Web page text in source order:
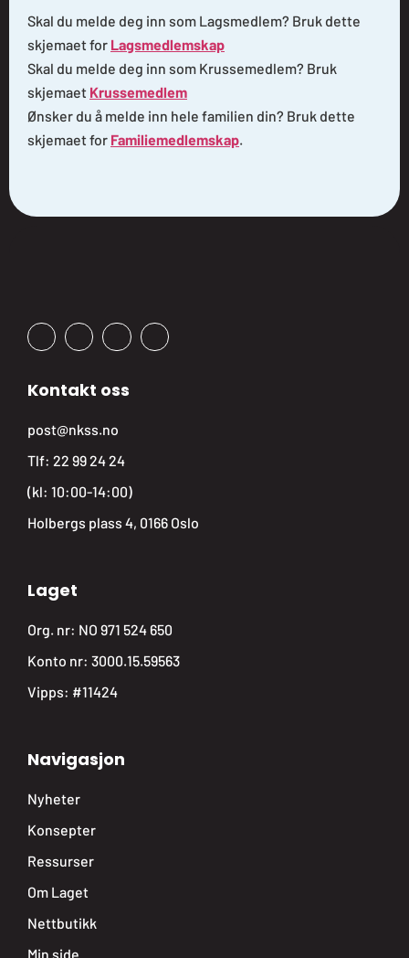
Skal du melde deg inn som Lagsmedlem? Bruk dette
skjemaet for Lagsmedlemskap
Skal du melde deg inn som Krussemedlem? Bruk
skjemaet Krussemedlem
Ønsker du å melde inn hele familien din? Bruk dette
skjemaet for Familiemedlemskap.
Kontakt oss
post@nkss.no
Tlf: 22 99 24 24
(kl: 10:00-14:00)
Holbergs plass 4, 0166 Oslo
Laget
Org. nr: NO 971 524 650
Konto nr: 3000.15.59563
Vipps: #11424
Navigasjon
Nyheter
Konsepter
Ressurser
Om Laget
Nettbutikk
Min side